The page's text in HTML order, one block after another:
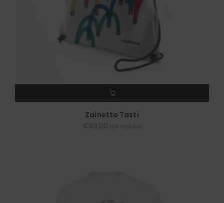
AGGIUNGI AL CARRELLO
Zainetto Tasti
€59,00 IVA inclusa